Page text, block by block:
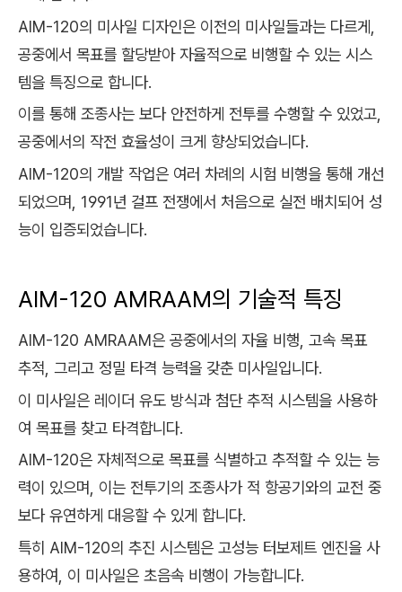
AIM-120의 미사일 디자인은 이전의 미사일들과는 다르게,
공중에서 목표를 할당받아 자율적으로 비행할 수 있는 시스
템을 특징으로 합니다.
이를 통해 조종사는 보다 안전하게 전투를 수행할 수 있었고,
공중에서의 작전 효율성이 크게 향상되었습니다.
AIM-120의 개발 작업은 여러 차례의 시험 비행을 통해 개선
되었으며, 1991년 걸프 전쟁에서 처음으로 실전 배치되어 성
능이 입증되었습니다.
AIM-120 AMRAAM의 기술적 특징
AIM-120 AMRAAM은 공중에서의 자율 비행, 고속 목표
추적, 그리고 정밀 타격 능력을 갖춘 미사일입니다.
이 미사일은 레이더 유도 방식과 첨단 추적 시스템을 사용하
여 목표를 찾고 타격합니다.
AIM-120은 자체적으로 목표를 식별하고 추적할 수 있는 능
력이 있으며, 이는 전투기의 조종사가 적 항공기와의 교전 중
보다 유연하게 대응할 수 있게 합니다.
특히 AIM-120의 추진 시스템은 고성능 터보제트 엔진을 사
용하여, 이 미사일은 초음속 비행이 가능합니다.